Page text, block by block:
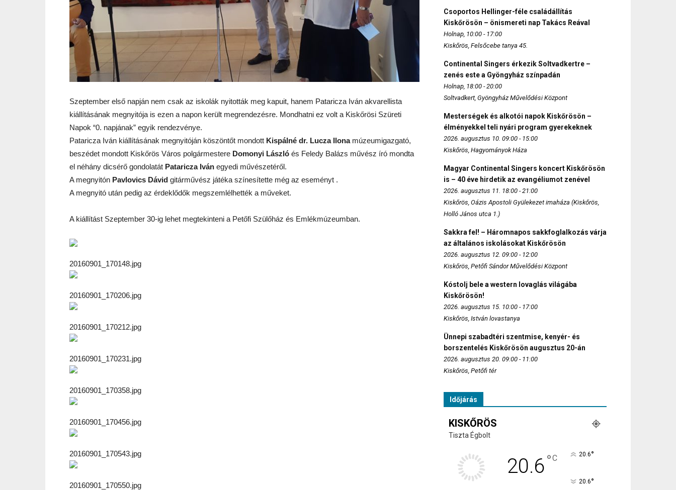
Szeptember első napján nem csak az iskolák nyitották meg kapuit, hanem Pataricza Iván akvarellista
kiállításának megnyitója is ezen a napon került megrendezésre. Mondhatni ez volt a Kiskőrösi Szüreti
Napok “0. napjának” egyik rendezvénye.
Pataricza Iván kiállításának megnyitóján köszöntőt mondott Kispálné dr. Lucza Ilonamúzeumigazgató,
beszédet mondott Kiskőrös Város polgármestere Domonyi László és Feledy Balázs művész író mondta
el néhány dicsérő gondolatát Pataricza Iván egyedi művészetéről.
A megnyitón Pavlovics Dávid gitárművész játéka színesítette még az eseményt .
A megnyitó után pedig az érdeklődők megszemlélhették a műveket.
A kiállítást Szeptember 30-ig lehet megtekinteni a Petőfi Szülőház és Emlékmúzeumban.
20160901_170148.jpg
20160901_170206.jpg
20160901_170212.jpg
20160901_170231.jpg
20160901_170358.jpg
20160901_170456.jpg
20160901_170543.jpg
20160901_170550.jpg
Csoportos Hellinger-féle családállítás
Kiskőrösön – önismereti nap Takács Reával
Holnap, 10:00 - 17:00
Kiskőrös, Felsőcebe tanya 45.
Continental Singers érkezik Soltvadkertre –
zenés este a Gyöngyház színpadán
Holnap, 18:00 - 20:00
Soltvadkert, Gyöngyház Művelődési Központ
Mesterségek és alkotói napok Kiskőrösön –
élményekkel teli nyári program gyerekeknek
2026. augusztus 10. 09:00 - 15:00
Kiskőrös, Hagyományok Háza
Magyar Continental Singers koncert Kiskőrösön
is – 40 éve hirdetik az evangéliumot zenével
2026. augusztus 11. 18:00 - 21:00
Kiskőrös, Oázis Apostoli Gyülekezet imaháza (Kiskőrös,
Holló János utca 1.)
Sakkra fel! – Háromnapos sakkfoglalkozás várja
az általános iskolásokat Kiskőrösön
2026. augusztus 12. 09:00 - 12:00
Kiskőrös, Petőfi Sándor Művelődési Központ
Kóstolj bele a western lovaglás világába
Kiskőrösön!
2026. augusztus 15. 10:00 - 17:00
Kiskőrös, István lovastanya
Ünnepi szabadtéri szentmise, kenyér- és
borszentelés Kiskőrösön augusztus 20-án
2026. augusztus 20. 09:00 - 11:00
Kiskőrös, Petőfi tér
Időjárás
KISKŐRÖS
Tiszta Égbolt
20.6°C 20.6°
20.6°